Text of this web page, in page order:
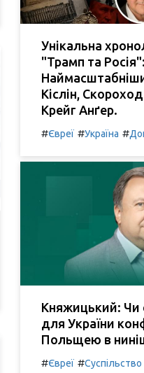
Унікальна
"Трамп та Росія":
Кіслін,
Крейг Анґер.
#Євреї #Україна #
Княжицький: Чи
для України
Польщею в
#Євреї #Суспільство